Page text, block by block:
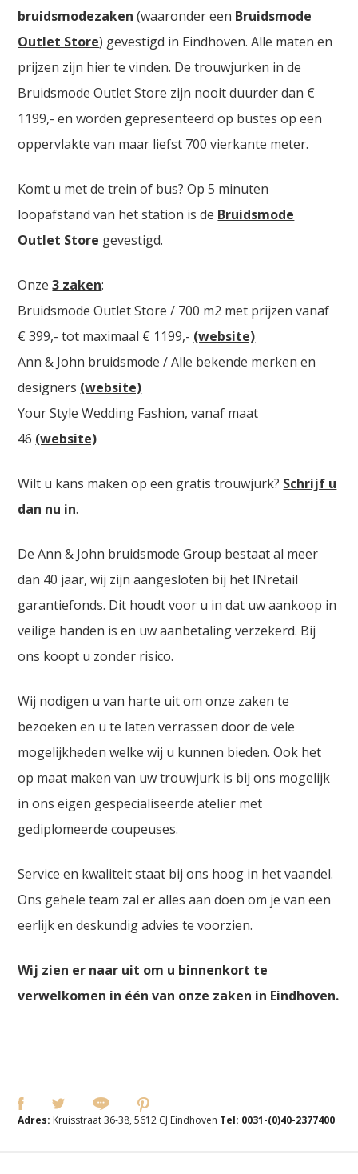
bruidsmodezaken (waaronder een Bruidsmode
Outlet Store) gevestigd in Eindhoven. Alle maten en
prijzen zijn hier te vinden. De trouwjurken in de
Bruidsmode Outlet Store zijn nooit duurder dan €
1199,- en worden gepresenteerd op bustes op een
oppervlakte van maar liefst 700 vierkante meter.
Komt u met de trein of bus? Op 5 minuten
loopafstand van het station is de Bruidsmode
Outlet Store gevestigd.
Onze3 zaken:
Bruidsmode Outlet Store / 700 m2 met prijzen vanaf
€ 399,- tot maximaal € 1199,- (website)
Ann & John bruidsmode / Alle bekende merken en
designers (website)
Your Style Wedding Fashion, vanaf maat
46 (website)
Wilt u kans maken op een gratis trouwjurk? Schrijf u
dan nu in.
De Ann & John bruidsmode Group bestaat al meer
dan 40 jaar, wij zijn aangesloten bij het INretail
garantiefonds. Dit houdt voor u in dat uw aankoop in
veilige handen is en uw aanbetaling verzekerd. Bij
ons koopt u zonder risico.
Wij nodigen u van harte uit om onze zaken te
bezoeken en u te laten verrassen door de vele
mogelijkheden welke wij u kunnen bieden. Ook het
op maat maken van uw trouwjurk is bij ons mogelijk
in ons eigen gespecialiseerde atelier met
gediplomeerde coupeuses.
Service en kwaliteit staat bij ons hoog in het vaandel.
Ons gehele team zal er alles aan doen om je van een
eerlijk en deskundig advies te voorzien.
Wij zien er naar uit om u binnenkort te
verwelkomen in één van onze zaken in Eindhoven.
Adres: Kruisstraat 36-38, 5612 CJ Eindhoven Tel: 0031-(0)40-2377400